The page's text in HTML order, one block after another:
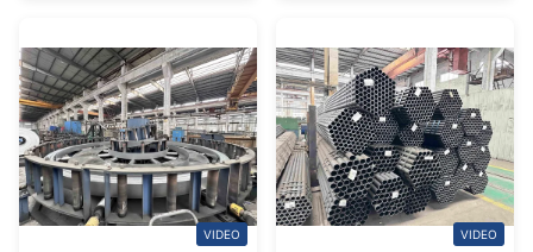
VIDEO VIDEO